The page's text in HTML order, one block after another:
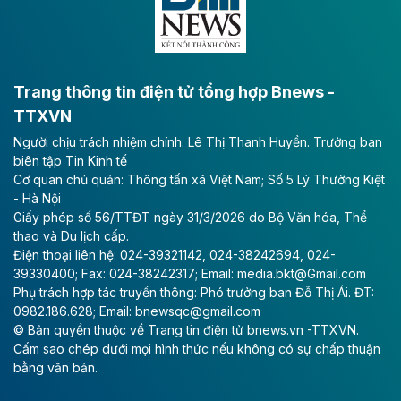
Long Thành
Tổng công ty Cảng hàng không Việt Nam - CTCP
(ACV) vừa lập kỷ lục mới về lợi nhuận trong quý
II/2026.
Theo baodautu.vn
Vinaconex lập đỉnh doanh thu
Tổng CTCP Xuất nhập khẩu và Xây dựng Việt Nam
(Vinaconex) đã khép lại nửa đầu năm với doanh thu
thuần gần 7.268 tỷ đồng, tăng 4% so với cùng kỳ và
cũng là mức cao nhất lịch sử hoạt động của doanh
nghiệp.
Trang thông tin điện tử tổng hợp Bnews -
TTXVN
Người chịu trách nhiệm chính: Lê Thị Thanh Huyền. Trưởng ban
biên tập Tin Kinh tế
Cơ quan chủ quản: Thông tấn xã Việt Nam; Số 5 Lý Thường Kiệt
- Hà Nội
Giấy phép số 56/TTĐT ngày 31/3/2026 do Bộ Văn hóa, Thể
thao và Du lịch cấp.
Điện thoại liên hệ: 024-39321142, 024-38242694, 024-
39330400; Fax: 024-38242317; Email: media.bkt@Gmail.com
Phụ trách hợp tác truyền thông: Phó trưởng ban Đỗ Thị Ái. ĐT:
0982.186.628; Email: bnewsqc@gmail.com
© Bản quyền thuộc về Trang tin điện tử bnews.vn -TTXVN.
Cấm sao chép dưới mọi hình thức nếu không có sự chấp thuận
bằng văn bản.